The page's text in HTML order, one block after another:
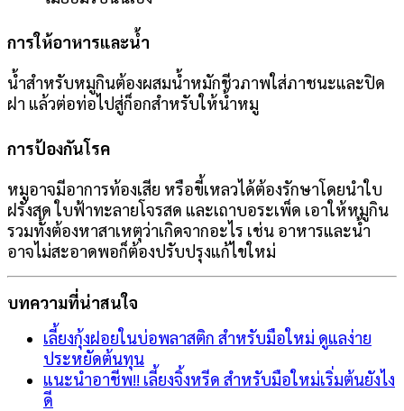
การให้อาหารและน้ำ
น้ำสำหรับหมูกินต้องผสมน้ำหมักชีวภาพใส่ภาชนะและปิด
ฝา แล้วต่อท่อไปสู่ก็อกสำหรับให้น้ำหมู
การป้องกันโรค
หมูอาจมีอาการท้องเสีย หรือขี้เหลวได้ต้องรักษาโดยนำใบ
ฝรั่งสด ใบฟ้าทะลายโจรสด และเถาบอระเพ็ด เอาให้หมูกิน
รวมทั้งต้องหาสาเหตุว่าเกิดจากอะไร เช่น อาหารและน้ำ
อาจไม่สะอาดพอก็ต้องปรับปรุงแก้ไขใหม่
บทความที่น่าสนใจ
เลี้ยงกุ้งฝอยในบ่อพลาสติก สำหรับมือใหม่ ดูแลง่าย
ประหยัดต้นทุน
แนะนำอาชีพ!! เลี้ยงจิ้งหรีด สำหรับมือใหม่เริ่มต้นยังไง
ดี